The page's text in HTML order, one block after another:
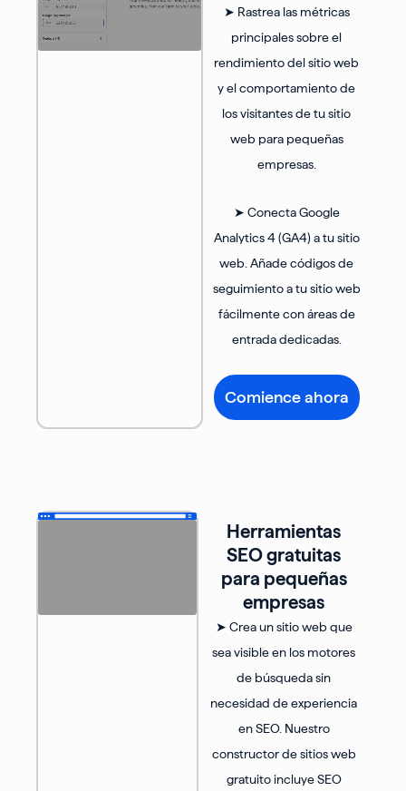
➤ Rastrea las métricas
principales sobre el
rendimiento del sitio web
y el comportamiento de
los visitantes de tu sitio
web para pequeñas
empresas.
➤ Conecta Google
Analytics 4 (GA4) a tu sitio
web. Añade códigos de
seguimiento a tu sitio web
fácilmente con áreas de
entrada dedicadas.
Comience ahora
Herramientas
SEO gratuitas
para pequeñas
empresas
➤ Crea un sitio web que
sea visible en los motores
de búsqueda sin
necesidad de experiencia
en SEO. Nuestro
constructor de sitios web
gratuito incluye SEO